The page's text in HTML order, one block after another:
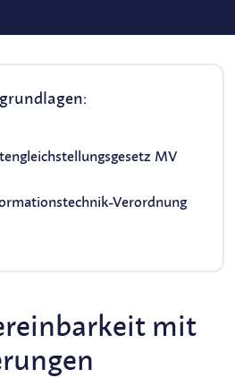
MV
Verordnung
mit